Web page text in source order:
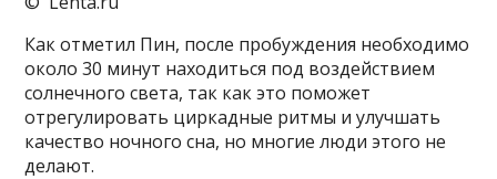
Как отметил Пин, после пробуждения необходимо
около 30 минут находиться под воздействием
солнечного света, так как это поможет
отрегулировать циркадные ритмы и улучшать
качество ночного сна, но многие люди этого не
делают.